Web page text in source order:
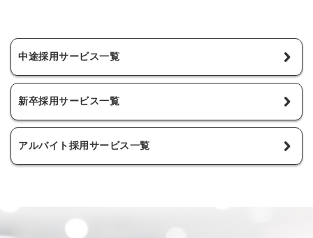
中途採用サービス一覧
新卒採用サービス一覧
アルバイト採用サービス一覧